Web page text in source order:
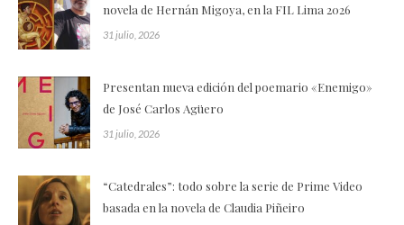
novela de Hernán Migoya, en la FIL Lima 2026
31 julio, 2026
Presentan nueva edición del poemario «Enemigo»
de José Carlos Agüero
31 julio, 2026
“Catedrales”: todo sobre la serie de Prime Video
basada en la novela de Claudia Piñeiro